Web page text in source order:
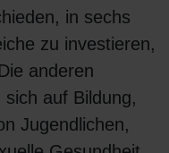
in sechs
zu investieren,
anderen
auf Bildung,
Jugendlichen,